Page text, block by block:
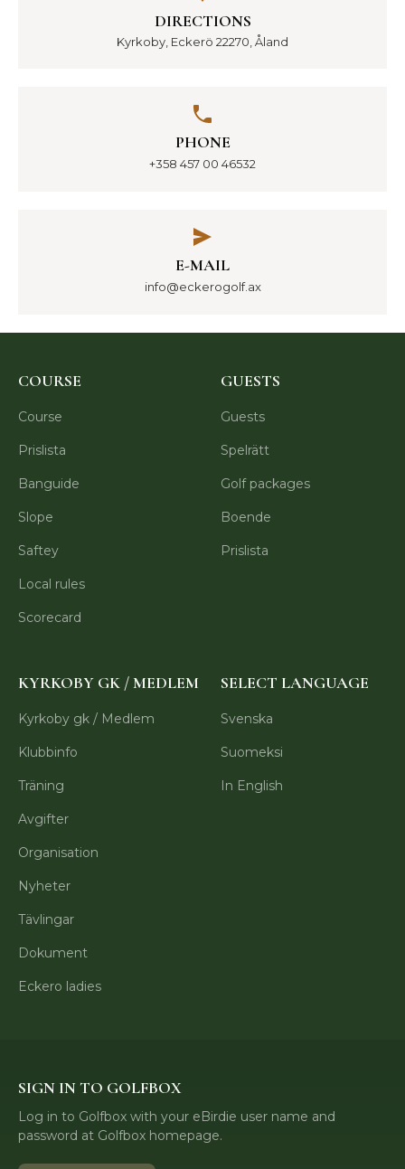
DIRECTIONS
Kyrkoby, Eckerö 22270, Åland
PHONE
+358 457 00 46532
E-MAIL
info@eckerogolf.ax
COURSE
Course
Prislista
Banguide
Slope
Saftey
Local rules
Scorecard
GUESTS
Guests
Spelrätt
Golf packages
Boende
Prislista
KYRKOBY GK / MEDLEM
Kyrkoby gk / Medlem
Klubbinfo
Träning
Avgifter
Organisation
Nyheter
Tävlingar
Dokument
Eckero ladies
SELECT LANGUAGE
Svenska
Suomeksi
In English
SIGN IN TO GOLFBOX
Log in to Golfbox with your eBirdie user name and
password at Golfbox homepage.